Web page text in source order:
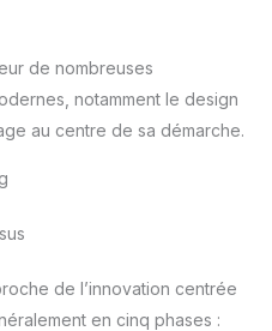
de nombreuses
notamment le design
au centre de sa démarche.
de l’innovation centrée
en cinq phases :